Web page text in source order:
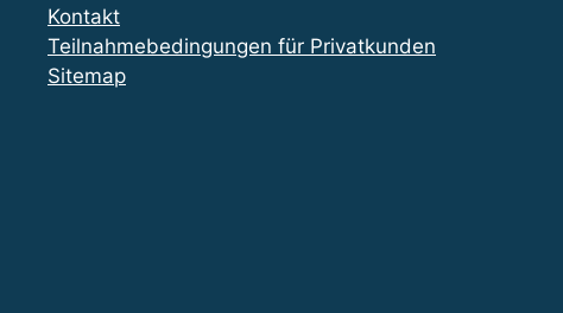
Kontakt
Teilnahmebedingungen für Privatkunden
Sitemap